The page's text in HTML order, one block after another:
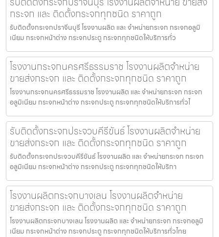
กระจก และ ติดตั้งกระจกทุกชนิด ราคาถูก
รับติดตั้งกระจกปราจีนบุรี โรงงานผลิต และ จำหน่ายกระจก กระจกอลูมิ
เนียม กระจกหน้าต่าง กระจกประตู กระจกทุกชนิดให้บริการทั่ว
โรงงานกระจกนครศรีธรรมราช โรงงานผลิตจำหน่าย
ขายส่งกระจก และ ติดตั้งกระจกทุกชนิด ราคาถูก
โรงงานกระจกนครศรีธรรมราช โรงงานผลิต และ จำหน่ายกระจก กระจก
อลูมิเนียม กระจกหน้าต่าง กระจกประตู กระจกทุกชนิดให้บริการทั่วไ
รับติดตั้งกระจกประจวบคีรีขันธ์ โรงงานผลิตจำหน่าย
ขายส่งกระจก และ ติดตั้งกระจกทุกชนิด ราคาถูก
รับติดตั้งกระจกประจวบคีรีขันธ์ โรงงานผลิต และ จำหน่ายกระจก กระจก
อลูมิเนียม กระจกหน้าต่าง กระจกประตู กระจกทุกชนิดให้บริกา
โรงงานผลิตกระจกบางเลน โรงงานผลิตจำหน่าย
ขายส่งกระจก และ ติดตั้งกระจกทุกชนิด ราคาถูก
โรงงานผลิตกระจกบางเลน โรงงานผลิต และ จำหน่ายกระจก กระจกอลูมิ
เนียม กระจกหน้าต่าง กระจกประตู กระจกทุกชนิดให้บริการทั่วไทย